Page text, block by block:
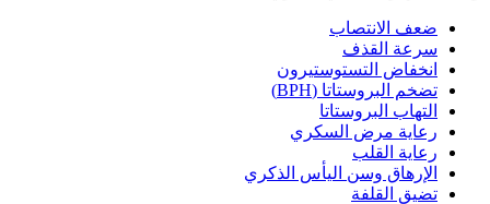
ضعف الانتصاب
سرعة القذف
انخفاض التستوستيرون
تضخم البروستاتا (BPH)
التهاب البروستاتا
رعاية مرض السكري
رعاية القلب
الإرهاق وسن اليأس الذكري
تضيق القلفة